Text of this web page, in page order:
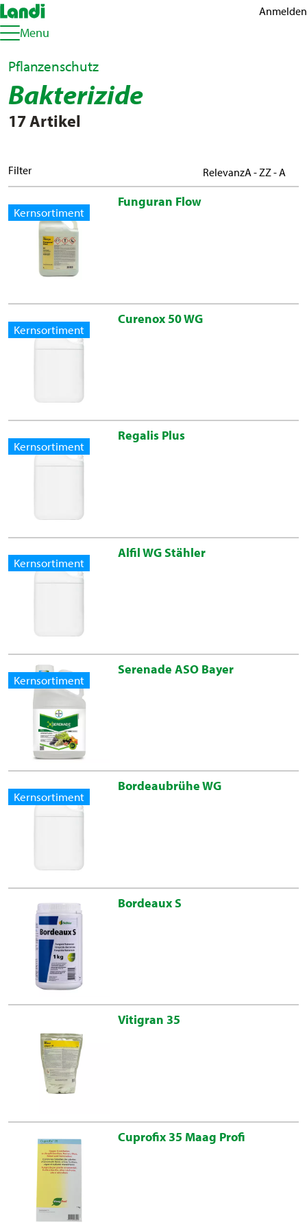
Anmelden
Menu
Pflanzenschutz
Bakterizide
17 Artikel
Filter RelevanzA - ZZ - A
Kernsortiment
Funguran Flow
Kernsortiment
Curenox 50 WG
Kernsortiment
Regalis Plus
Kernsortiment
Alfil WG Stähler
Kernsortiment
Serenade ASO Bayer
Kernsortiment
Bordeaubrühe WG
Bordeaux S
Vitigran 35
Cuprofix 35 Maag Profi